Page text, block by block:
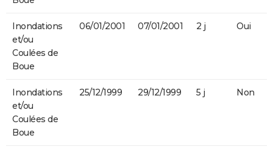
Inondations
et/ou
Coulées de
Boue
06/01/2001 07/01/2001 2 j Oui
Inondations
et/ou
Coulées de
Boue
25/12/1999 29/12/1999 5 j Non